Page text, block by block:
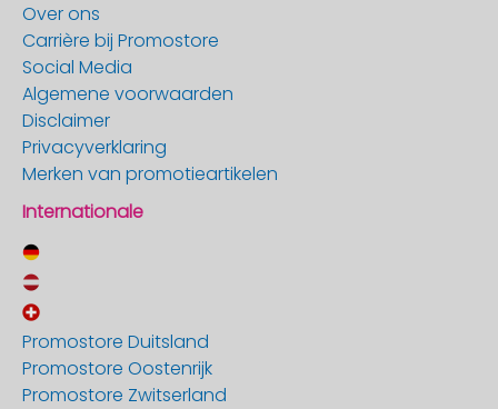
Over ons
Carrière bij Promostore
Social Media
Algemene voorwaarden
Disclaimer
Privacyverklaring
Merken van promotieartikelen
Internationale
Promostore Duitsland
Promostore Oostenrijk
Promostore Zwitserland